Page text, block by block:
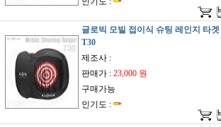
글로빅 모빌 접이식 슈팅 레인지 타겟
T30
제조사 :
판매가 : 23,000 원
구매가능
인기도 :